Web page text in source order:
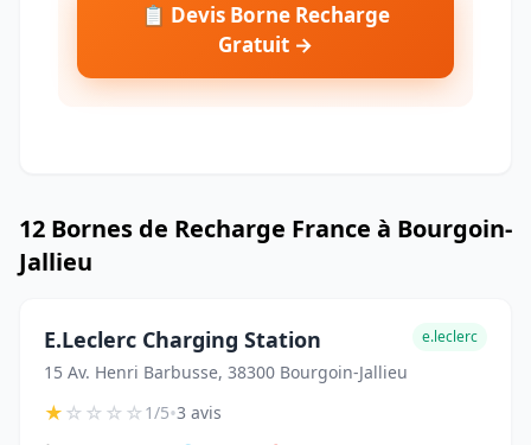
📋 Devis Borne Recharge
Gratuit →
12 Bornes de Recharge France à Bourgoin-
Jallieu
E.Leclerc Charging Station
15 Av. Henri Barbusse, 38300 Bourgoin-Jallieu
e.leclerc
★☆☆☆☆1/5•3 avis